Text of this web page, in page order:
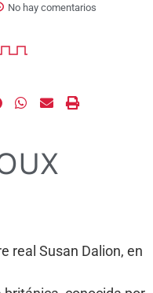
No hay comentarios
real Susan Dalion, en